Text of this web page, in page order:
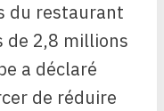
du restaurant
de 2,8 millions
a déclaré
de réduire